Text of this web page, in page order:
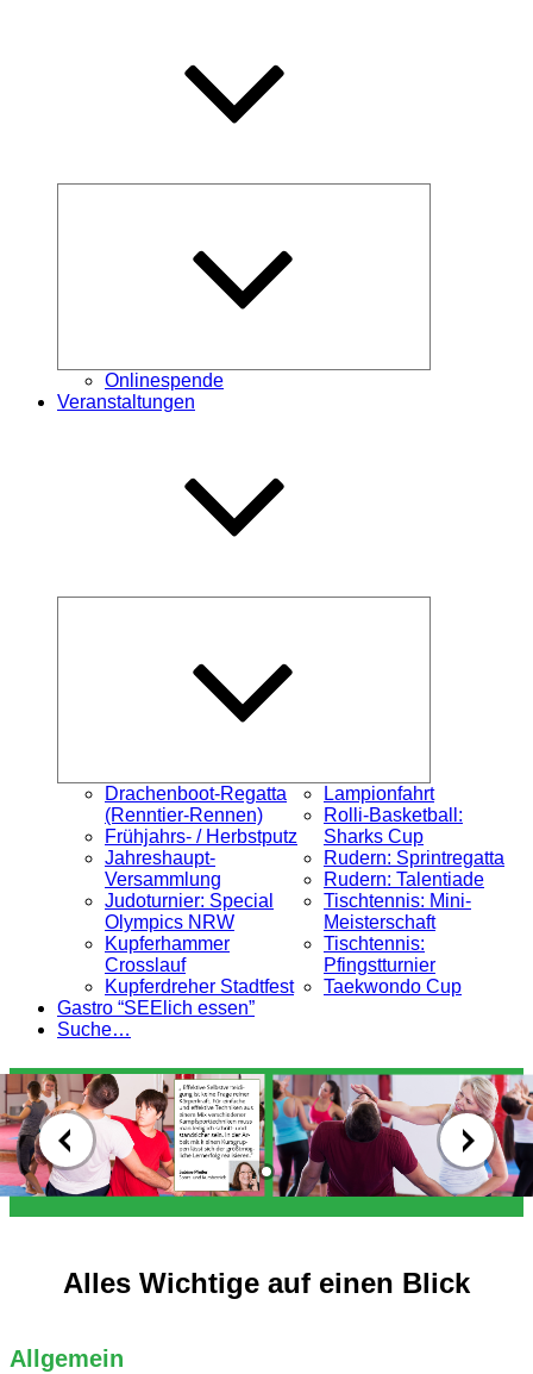
Onlinespende
Veranstaltungen
Drachenboot-Regatta
(Renntier-Rennen)
Frühjahrs- / Herbstputz
Jahreshaupt-
Versammlung
Judoturnier: Special
Olympics NRW
Kupferhammer
Crosslauf
Kupferdreher Stadtfest
Lampionfahrt
Rolli-Basketball:
Sharks Cup
Rudern: Sprintregatta
Rudern: Talentiade
Tischtennis: Mini-
Meisterschaft
Tischtennis:
Pfingstturnier
Taekwondo Cup
Gastro “SEElich essen”
Suche…
Alles Wichtige auf einen Blick
Allgemein